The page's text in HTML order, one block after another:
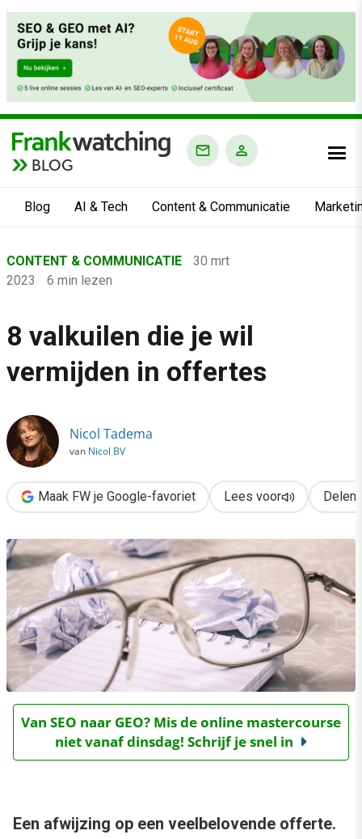
BLOG
Blog AI & Tech Content & Communicatie
›
Content & Communicatie
›
CONTENT & COMMUNICATIE
30 mrt
2023
6 min lezen
8 valkuilen die je wil
vermijden in offertes
Nicol Tadema
van Nicol BV
Maak FW je Google-favoriet Lees voor Delen
Van SEO naar GEO? Mis de online mastercourse
niet vanaf dinsdag! Schrijf je snel in
Een afwijzing op een veelbelovende offerte.